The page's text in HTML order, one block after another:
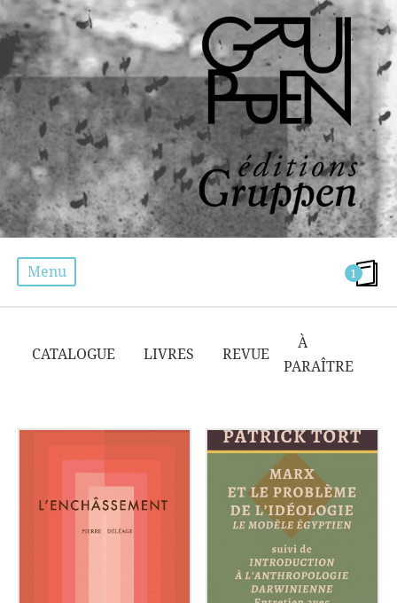
Menu 1
CATALOGUE
LIVRES REVUE
À
PARAÎTRE